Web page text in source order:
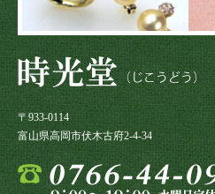
〒933-0114
富山県高岡市伏木古府2-4-34